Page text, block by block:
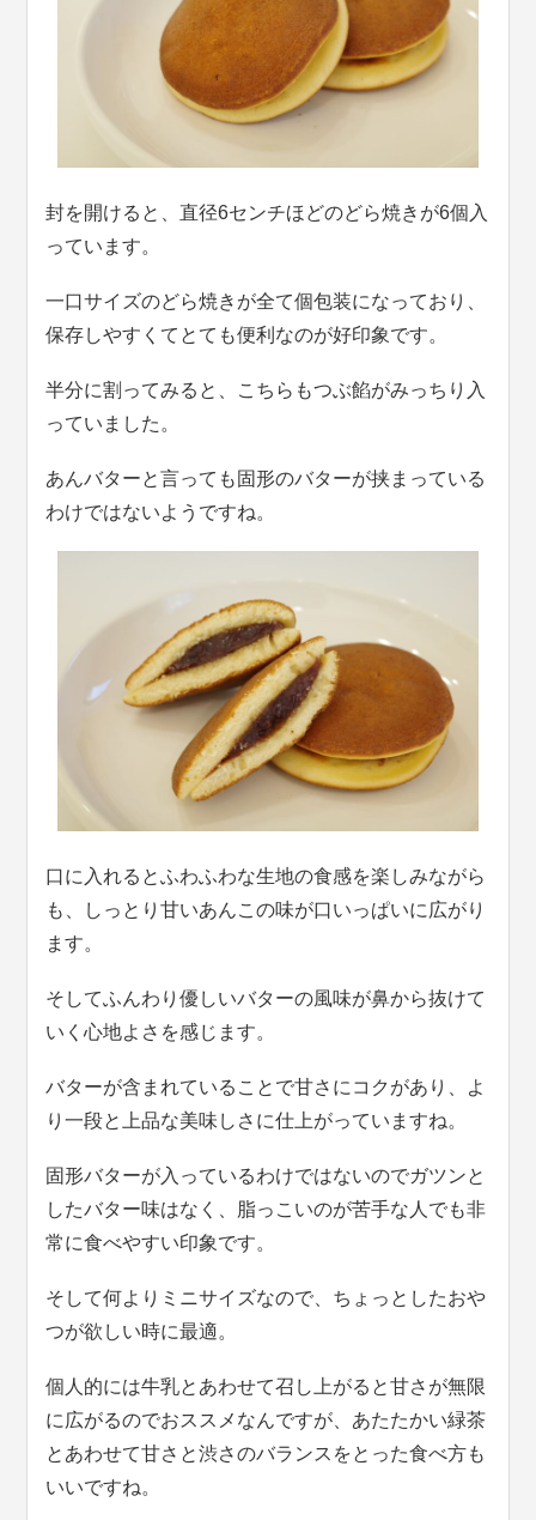
封を開けると、直径6センチほどのどら焼きが6個入
っています。
一口サイズのどら焼きが全て個包装になっており、
保存しやすくてとても便利なのが好印象です。
半分に割ってみると、こちらもつぶ餡がみっちり入
っていました。
あんバターと言っても固形のバターが挟まっている
わけではないようですね。
口に入れるとふわふわな生地の食感を楽しみながら
も、しっとり甘いあんこの味が口いっぱいに広がり
ます。
そしてふんわり優しいバターの風味が鼻から抜けて
いく心地よさを感じます。
バターが含まれていることで甘さにコクがあり、よ
り一段と上品な美味しさに仕上がっていますね。
固形バターが入っているわけではないのでガツンと
したバター味はなく、脂っこいのが苦手な人でも非
常に食べやすい印象です。
そして何よりミニサイズなので、ちょっとしたおや
つが欲しい時に最適。
個人的には牛乳とあわせて召し上がると甘さが無限
に広がるのでおススメなんですが、あたたかい緑茶
とあわせて甘さと渋さのバランスをとった食べ方も
いいですね。